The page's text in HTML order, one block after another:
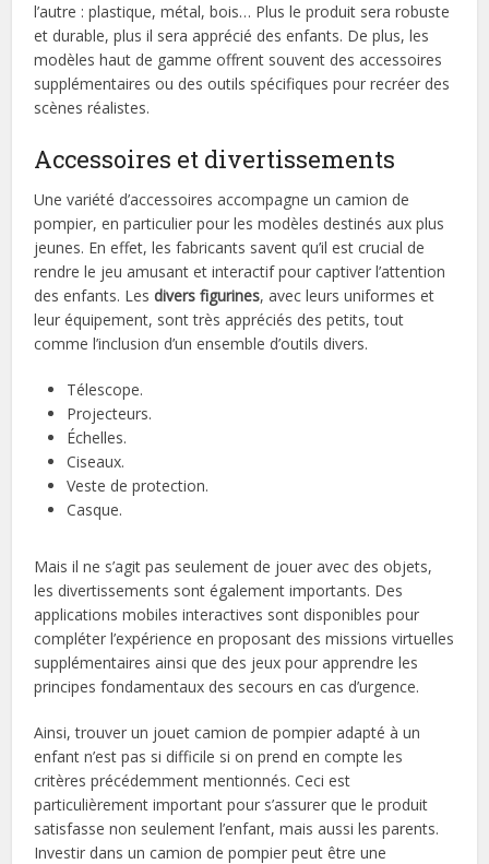
l’autre : plastique, métal, bois… Plus le produit sera robuste
et durable, plus il sera apprécié des enfants. De plus, les
modèles haut de gamme offrent souvent des accessoires
supplémentaires ou des outils spécifiques pour recréer des
scènes réalistes.
Accessoires et divertissements
Une variété d’accessoires accompagne un camion de
pompier, en particulier pour les modèles destinés aux plus
jeunes. En effet, les fabricants savent qu’il est crucial de
rendre le jeu amusant et interactif pour captiver l’attention
des enfants. Lesdivers figurines, avec leurs uniformes et
leur équipement, sont très appréciés des petits, tout
comme l’inclusion d’un ensemble d’outils divers.
Télescope.
Projecteurs.
Échelles.
Ciseaux.
Veste de protection.
Casque.
Mais il ne s’agit pas seulement de jouer avec des objets,
les divertissements sont également importants. Des
applications mobiles interactives sont disponibles pour
compléter l’expérience en proposant des missions virtuelles
supplémentaires ainsi que des jeux pour apprendre les
principes fondamentaux des secours en cas d’urgence.
Ainsi, trouver un jouet camion de pompier adapté à un
enfant n’est pas si difficile si on prend en compte les
critères précédemment mentionnés. Ceci est
particulièrement important pour s’assurer que le produit
satisfasse non seulement l’enfant, mais aussi les parents.
Investir dans un camion de pompier peut être une